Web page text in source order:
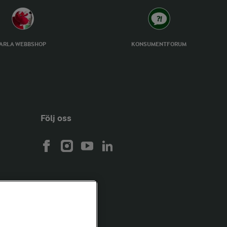
WEBBSHOP KONSUMENTFORUM
Följ oss